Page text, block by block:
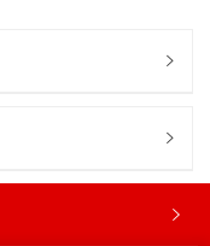


